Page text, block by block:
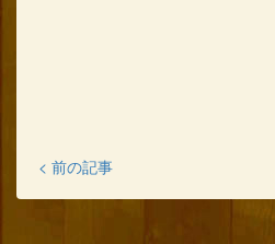
< 前の記事